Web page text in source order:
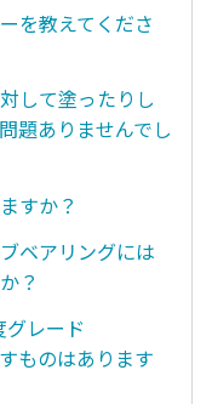
を教えてくださ
して塗ったりし
題ありませんでし
すか？
ベアリングには
？
レード
ものはあります